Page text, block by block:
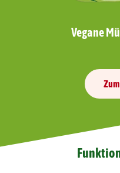
Vegane